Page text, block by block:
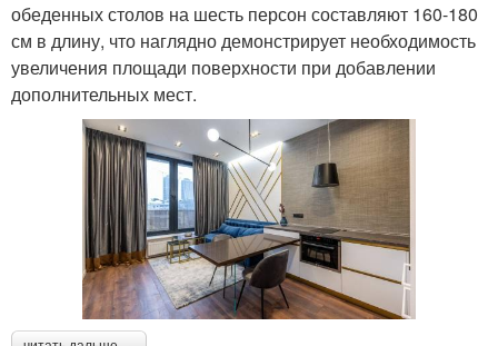
обеденных столов на шесть персон составляют 160-180
см в длину, что наглядно демонстрирует необходимость
увеличения площади поверхности при добавлении
дополнительных мест.